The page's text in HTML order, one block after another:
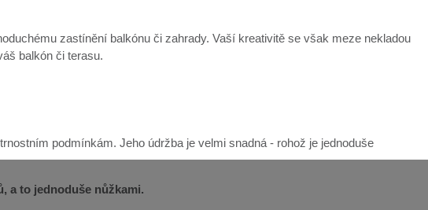
zastínění balkónu či zahrady. Vaší kreativitě se však meze nekladou
balkón či terasu.
podmínkám. Jeho údržba je velmi snadná - rohož je jednoduše
a to jednoduše nůžkami.